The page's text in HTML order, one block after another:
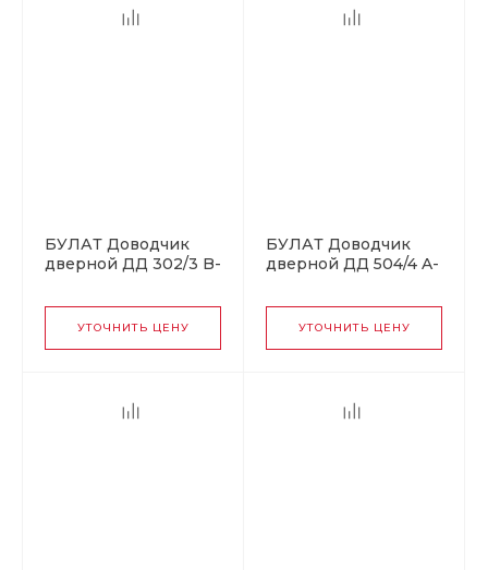
БУЛАТ Доводчик
дверной ДД 302/3 B-
коричневый (10)
УТОЧНИТЬ ЦЕНУ
БУЛАТ Доводчик
дверной ДД 504/4 A-
(10)
УТОЧНИТЬ ЦЕНУ